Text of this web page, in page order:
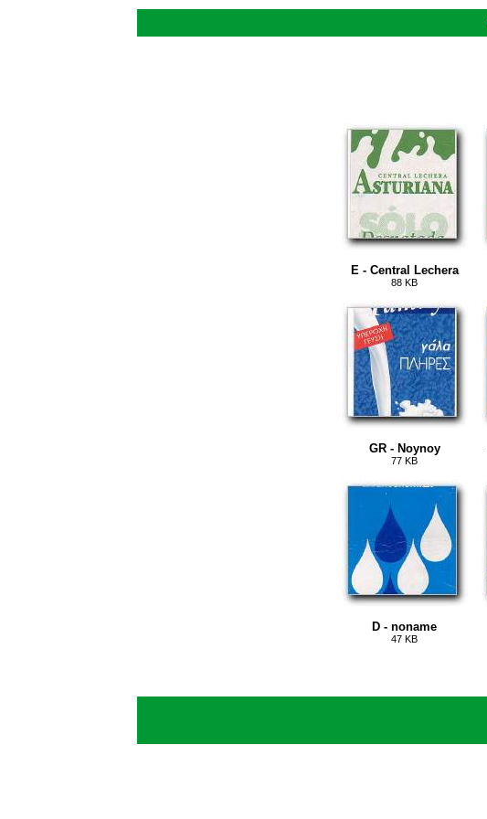
E - Central Lechera
88 KB
GR - Noynoy
77 KB
D - noname
47 KB